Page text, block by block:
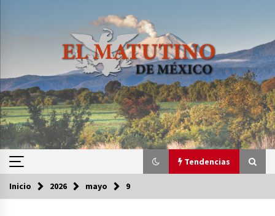
Tendencias
Tendencias
Inicio 2026 mayo 9